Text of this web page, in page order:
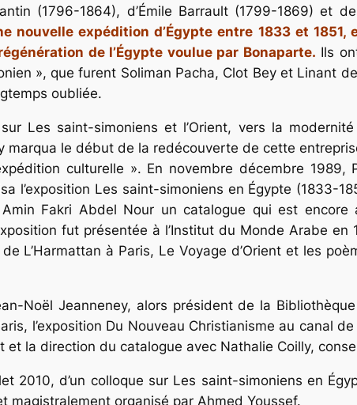
(1796-1864), d’Émile Barrault (1799-1869) et
nouvelle expédition d’Égypte entre 1833 et
de l’Égypte voulue par Bonaparte. Ils
», que furent Soliman Pacha, Clot Bey et Linant
oubliée.
Les saint-simoniens et l’Orient, vers la
marqua le début de la redécouverte de cette
culturelle ». En novembre décembre 1989,
l’exposition Les saint-simoniens en Égypte (1833-
Fakri Abdel Nour un catalogue qui est encore
fut présentée à l’Institut du Monde Arabe
L’Harmattan à Paris, Le Voyage d’Orient et les
Noël Jeanneney, alors président de la
l’exposition Du Nouveau Christianisme au canal
et la direction du catalogue avec Nathalie Coilly,
2010, d’un colloque sur Les saint-simoniens en
magistralement organisé par Ahmed Youssef.